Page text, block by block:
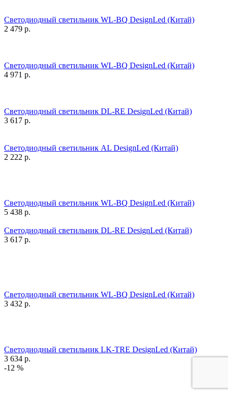
Светодиодный светильник WL-BQ DesignLed (Китай)
2 479 р.
Светодиодный светильник WL-BQ DesignLed (Китай)
4 971 р.
Светодиодный светильник DL-RE DesignLed (Китай)
3 617 р.
Светодиодный светильник AL DesignLed (Китай)
2 222 р.
Светодиодный светильник WL-BQ DesignLed (Китай)
5 438 р.
Светодиодный светильник DL-RE DesignLed (Китай)
3 617 р.
Светодиодный светильник WL-BQ DesignLed (Китай)
3 432 р.
Светодиодный светильник LK-TRE DesignLed (Китай)
3 634 р.
-12 %